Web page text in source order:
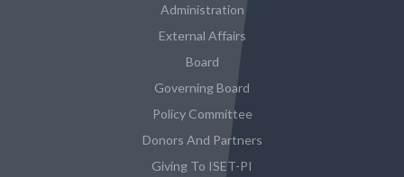
Administration
External Affairs
Board
Governing Board
Policy Committee
Donors And Partners
Giving To ISET-PI